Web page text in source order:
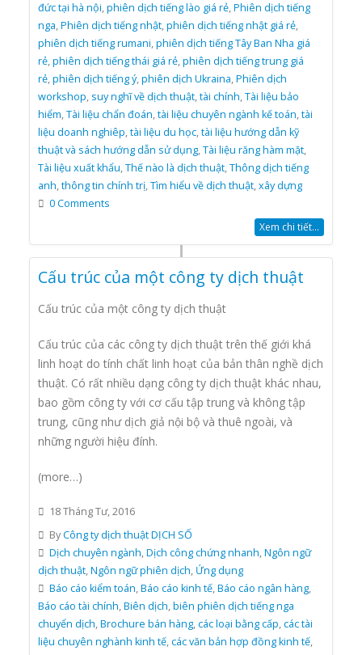
đức tại hà nội,phiên dịch tiếng lào giá rẻ,Phiên dịch tiếng
nga,Phiên dịch tiếng nhật,phiên dịch tiếng nhật giá rẻ,
phiên dịch tiếng rumani,phiên dịch tiếng Tây Ban Nha giá
rẻ,phiên dịch tiếng thái giá rẻ,phiên dịch tiếng trung giá
rẻ,phiên dịch tiếng ý,phiên dịch Ukraina,Phiên dịch
workshop, suy nghĩ về dịch thuật,tài chính,Tài liệu bảo
hiểm,Tài liệu chẩn đoán,tài liệu chuyên ngành kế toán,tài
liệu doanh nghiêp,tài liệu du học,tài liệu hướng dẫn kỹ
thuật và sách hướng dẫn sử dụng,Tài liệu răng hàm mặt,
Tài liệu xuất khẩu,Thế nào là dịch thuật,Thông dịch tiếng
anh,thông tin chính trị,Tìm hiểu về dịch thuật,xây dựng
0 Comments
Xem chi tiết...
Cấu trúc của một công ty dịch thuật
Cấu trúc của một công ty dịch thuật
Cấu trúc của các công ty dịch thuật trên thế giới khá
linh hoạt do tính chất linh hoạt của bản thân nghề dịch
thuật. Có rất nhiều dạng công ty dịch thuật khác nhau,
bao gồm công ty với cơ cấu tập trung và không tập
trung, cũng như dịch giả nội bộ và thuê ngoài, và
những người hiệu đính.
(more…)
18 Tháng Tư, 2016
ByCông ty dịch thuật DỊCH SỐ
Dịch chuyên ngành,Dịch công chứng nhanh,Ngôn ngữ
dịch thuật,Ngôn ngữ phiên dịch, Ứng dụng
Báo cáo kiểm toán,Báo cáo kinh tế,Báo cáo ngân hàng,
Báo cáo tài chính,Biên dịch,biên phiên dịch tiếng nga
chuyển dịch,Brochure bán hàng,các loại bằng cấp,các tài
liệu chuyên nghành kinh tế,các văn bản hợp đồng kinh tế,